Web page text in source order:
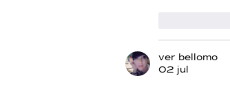
ver bellomo
02 jul